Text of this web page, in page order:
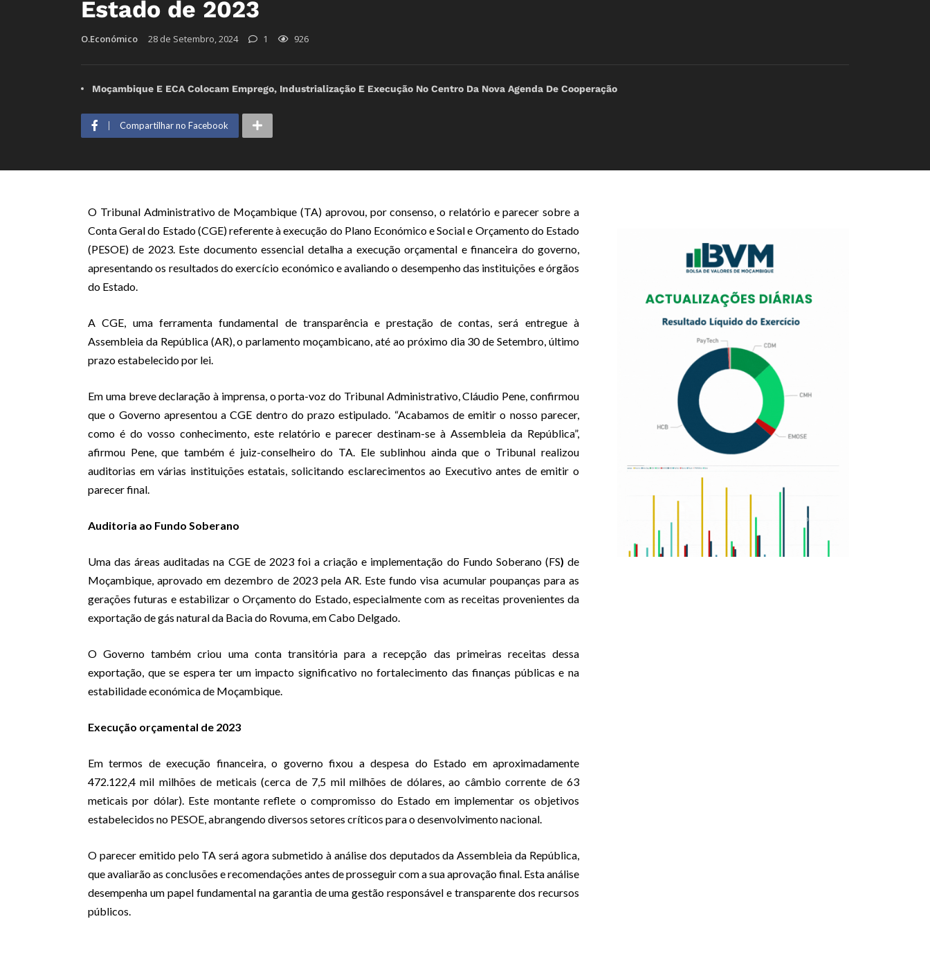
Estado de 2023
O.Económico 28 de Setembro, 2024 1 926
Moçambique E ECA Colocam Emprego, Industrialização E Execução No Centro Da Nova Agenda De Cooperação
Compartilhar no Facebook
O Tribunal Administrativo de Moçambique (TA) aprovou, por consenso, o relatório e parecer sobre a
Conta Geral do Estado (CGE) referente à execução do Plano Económico e Social e Orçamento do Estado
(PESOE) de 2023. Este documento essencial detalha a execução orçamental e financeira do governo,
apresentando os resultados do exercício económico e avaliando o desempenho das instituições e órgãos
do Estado.
A CGE, uma ferramenta fundamental de transparência e prestação de contas, será entregue à
Assembleia da República (AR), o parlamento moçambicano, até ao próximo dia 30 de Setembro, último
prazo estabelecido por lei.
Em uma breve declaração à imprensa, o porta-voz do Tribunal Administrativo, Cláudio Pene, confirmou
que o Governo apresentou a CGE dentro do prazo estipulado. “Acabamos de emitir o nosso parecer,
como é do vosso conhecimento, este relatório e parecer destinam-se à Assembleia da República”,
afirmou Pene, que também é juiz-conselheiro do TA. Ele sublinhou ainda que o Tribunal realizou
auditorias em várias instituições estatais, solicitando esclarecimentos ao Executivo antes de emitir o
parecer final.
Auditoria ao Fundo Soberano
Uma das áreas auditadas na CGE de 2023 foi a criação e implementação do Fundo Soberano (FS) de
Moçambique, aprovado em dezembro de 2023 pela AR. Este fundo visa acumular poupanças para as
gerações futuras e estabilizar o Orçamento do Estado, especialmente com as receitas provenientes da
exportação de gás natural da Bacia do Rovuma, em Cabo Delgado.
O Governo também criou uma conta transitória para a recepção das primeiras receitas dessa
exportação, que se espera ter um impacto significativo no fortalecimento das finanças públicas e na
estabilidade económica de Moçambique.
Execução orçamental de 2023
Em termos de execução financeira, o governo fixou a despesa do Estado em aproximadamente
472.122,4 mil milhões de meticais (cerca de 7,5 mil milhões de dólares, ao câmbio corrente de 63
meticais por dólar). Este montante reflete o compromisso do Estado em implementar os objetivos
estabelecidos no PESOE, abrangendo diversos setores críticos para o desenvolvimento nacional.
O parecer emitido pelo TA será agora submetido à análise dos deputados da Assembleia da República,
que avaliarão as conclusões e recomendações antes de prosseguir com a sua aprovação final. Esta análise
desempenha um papel fundamental na garantia de uma gestão responsável e transparente dos recursos
públicos.